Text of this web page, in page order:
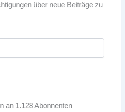
über neue Beiträge zu
an 1.128 Abonnenten